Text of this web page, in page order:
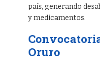
país, generando
y medicamentos.
Oruro